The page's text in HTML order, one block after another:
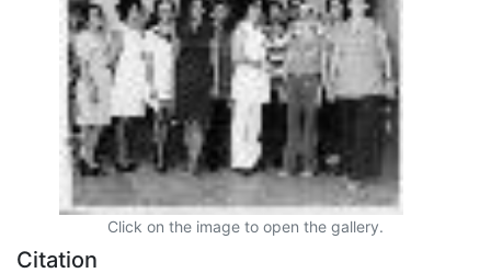
Click on the image to open the gallery.
Citation